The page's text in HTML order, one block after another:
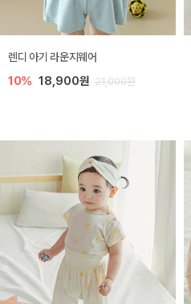
렌디 아기 라운지웨어
10% 18,900원 21,000원